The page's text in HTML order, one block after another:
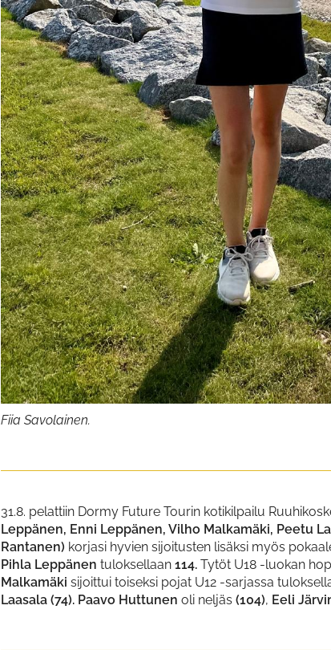
Fiia Savolainen.
31.8. pelattiin Dormy Future Tourin kotikilpailu
Leppänen, Enni Leppänen, Vilho Malkamäki, Peetu
Rantanen) korjasi hyvien sijoitusten lisäksi myös
Pihla Leppänentuloksellaan114.Tytöt U18 -luokan
Malkamäki sijoittui toiseksi pojat U12 -sarjassa
Laasala ​​​​​​​(74). Paavo Huttunenoli neljäs(104), Eeli